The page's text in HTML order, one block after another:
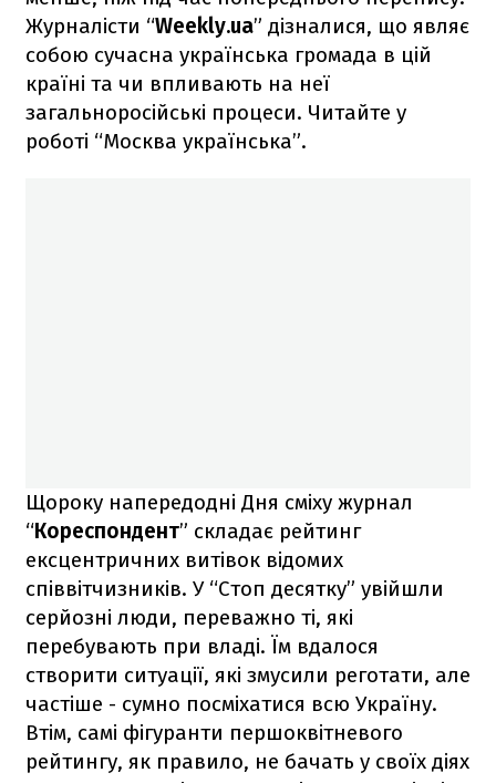
Журналісти “Weekly.ua” дізналися, що являє
собою сучасна українська громада в цій
країні та чи впливають на неї
загальноросійські процеси. Читайте у
роботі “Москва українська”.
Щороку напередодні Дня сміху журнал
“Кореспондент” складає рейтинг
ексцентричних витівок відомих
співвітчизників. У “Стоп десятку” увійшли
серйозні люди, переважно ті, які
перебувають при владі. Їм вдалося
створити ситуації, які змусили реготати, але
частіше - сумно посміхатися всю Україну.
Втім, самі фігуранти першоквітневого
рейтингу, як правило, не бачать у своїх діях